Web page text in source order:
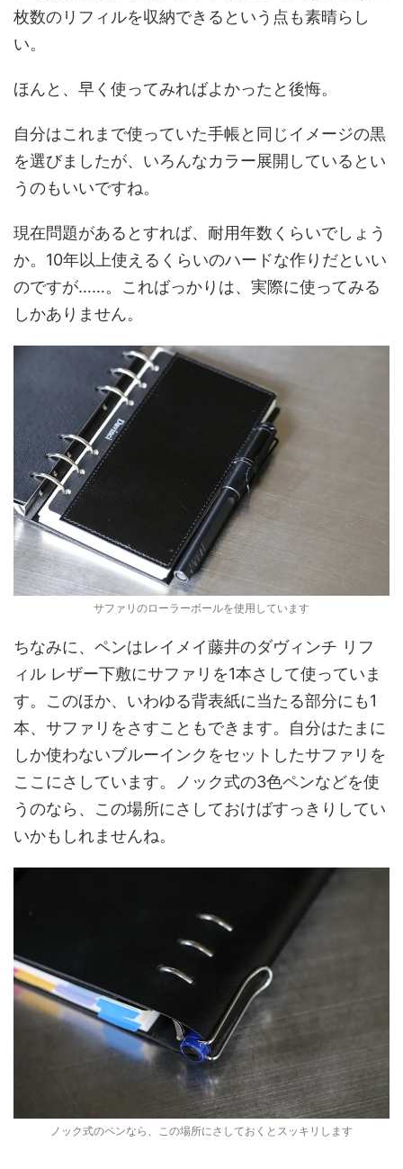
枚数のリフィルを収納できるという点も素晴らし
い。
ほんと、早く使ってみればよかったと後悔。
自分はこれまで使っていた手帳と同じイメージの黒
を選びましたが、いろんなカラー展開しているとい
うのもいいですね。
現在問題があるとすれば、耐用年数くらいでしょう
か。10年以上使えるくらいのハードな作りだといい
のですが……。こればっかりは、実際に使ってみる
しかありません。
サファリのローラーボールを使用しています
ちなみに、ペンはレイメイ藤井のダヴィンチ リフ
ィル レザー下敷にサファリを1本さして使っていま
す。このほか、いわゆる背表紙に当たる部分にも1
本、サファリをさすこともできます。自分はたまに
しか使わないブルーインクをセットしたサファリを
ここにさしています。ノック式の3色ペンなどを使
うのなら、この場所にさしておけばすっきりしてい
いかもしれませんね。
ノック式のペンなら、この場所にさしておくとスッキリします